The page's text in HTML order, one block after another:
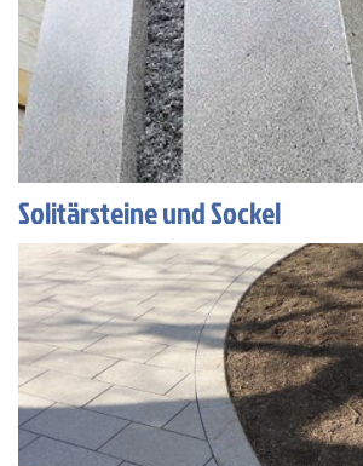
Solitärsteine und Sockel